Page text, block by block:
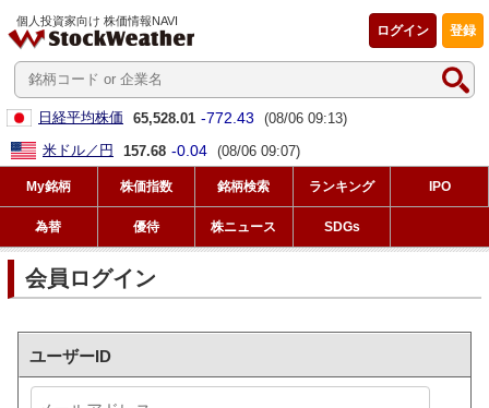
個人投資家向け 株価情報NAVI
登録
ログイン
日経平均株価 65,528.01 -772.43
(08/06 09:13)
米ドル／円
157.68 -0.04 (08/06 09:07)
My銘柄 株価指数 銘柄検索 ランキング IPO
為替 優待 株ニュース SDGs
会員ログイン
ユーザーID